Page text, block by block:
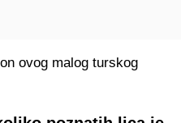
ovog malog turskog